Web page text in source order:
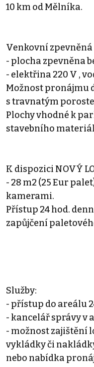
10 km od Mělníka.
Venkovní zpevněná
- plocha zpevněna
- elektřina 220 V ,
Možnost pronájmu
s travnatým
Plochy vhodné k
stavebního
K dispozici NOVÝ
- 28 m2 (25 Eur
kamerami.
Přístup 24 hod.
zapůjčení
Služby:
- přístup do areálu
- kancelář správy v
- možnost zajištění
vykládky či
nebo nabídka